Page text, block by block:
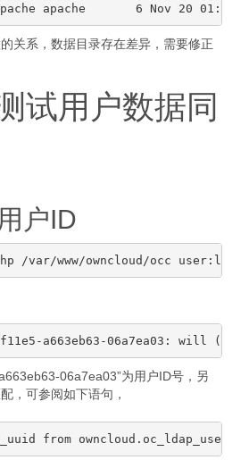
关系，数据目录存在差异，需要修正
试用户数据同
户ID
06a7ea03”为用户ID号，另
，可参阅如下语句，